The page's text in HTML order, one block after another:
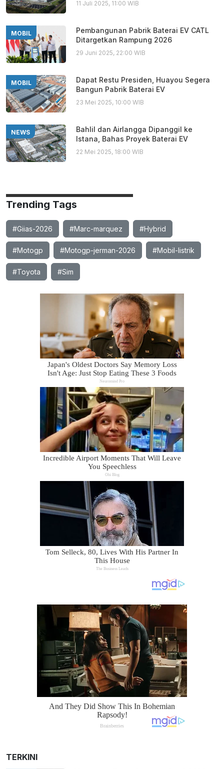
11 Juli 2025, 11:00 WIB
MOBIL
Pembangunan Pabrik Baterai EV CATL
Ditargetkan Rampung 2026
29 Juni 2025, 22:00 WIB
MOBIL
Dapat Restu Presiden, Huayou Segera
Bangun Pabrik Baterai EV
23 Mei 2025, 10:00 WIB
NEWS
Bahlil dan Airlangga Dipanggil ke
Istana, Bahas Proyek Baterai EV
22 Mei 2025, 18:00 WIB
Trending Tags
#Giias-2026 #Marc-marquez #Hybrid
#Motogp #Motogp-jerman-2026 #Mobil-listrik
#Toyota #Sim
TERKINI